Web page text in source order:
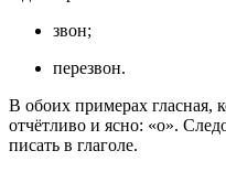
звон;
перезвон.
В обоих примерах гласная,
отчётливо и ясно: «о».
писать в глаголе.